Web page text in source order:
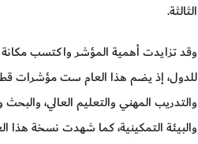
الثالثة.
وقد تزايدت أهمية المؤشر واكتسب مكانة
للدول، إذ يضم هذا العام ست مؤشرات
والتدريب المهني والتعليم العالي، والبحث
والبيئة التمكينية، كما شهدت نسخة هذا